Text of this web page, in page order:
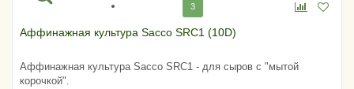
3
Аффинажная культура Sacco SRC1 (10D)
Аффинажная культура Sacco SRC1 - для сыров с "мытой
корочкой".